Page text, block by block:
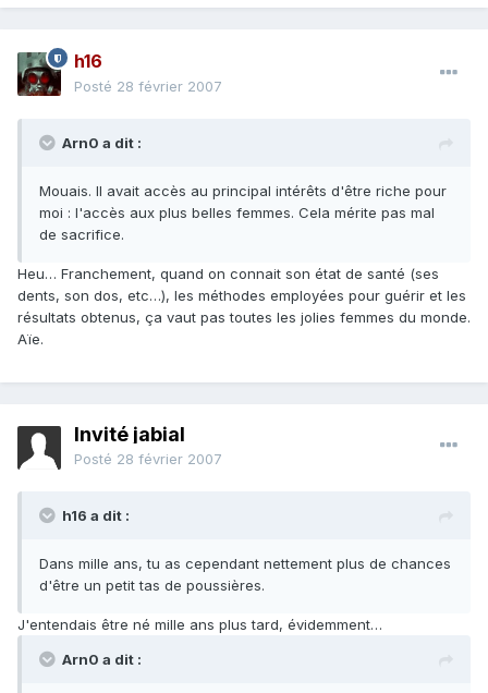
h16
Posté 28 février 2007
Arn0 a dit :
Mouais. Il avait accès au principal intérêts d'être riche pour
moi : l'accès aux plus belles femmes. Cela mérite pas mal
de sacrifice.
Heu… Franchement, quand on connait son état de santé (ses
dents, son dos, etc…), les méthodes employées pour guérir et les
résultats obtenus, ça vaut pas toutes les jolies femmes du monde.
Aïe.
Invité jabial
Posté 28 février 2007
h16 a dit :
Dans mille ans, tu as cependant nettement plus de chances
d'être un petit tas de poussières.
J'entendais être né mille ans plus tard, évidemment…
Arn0 a dit :